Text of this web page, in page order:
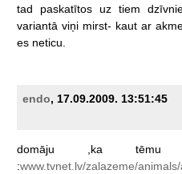
tad
paskatītos uz tiem
variantā viņi mirst- kaut ar
es neticu.
endo, 17.09.2009. 13:51:45
domāju ,ka tēmu
:www.tvnet.lv/zalazeme/